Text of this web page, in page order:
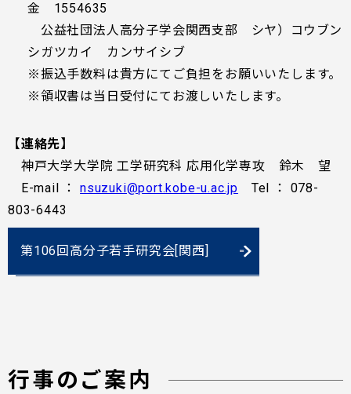
金 1554635
公益社団法人高分子学会関西支部 シヤ）コウブン
シガツカイ カンサイシブ
※振込手数料は貴方にてご負担をお願いいたします。
※領収書は当日受付にてお渡しいたします。
【連絡先】
神戸大学大学院 工学研究科 応用化学専攻 鈴木 望
E-mail ： nsuzuki@port.kobe-u.ac.jp Tel ： 078-
803-6443
第106回高分子若手研究会[関西]
行事のご案内